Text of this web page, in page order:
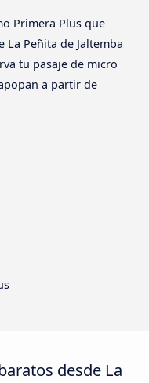
Primera Plus que
La Peñita de Jaltemba
tu pasaje de micro
a partir de
desde La